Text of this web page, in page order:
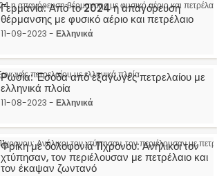
Γερμανία: Από το 2024 η απαγόρευση
θέρμανσης με φυσικό αέριο και πετρέλαιο
11-09-2023 - Ελληνικά
Ρωσία: Έσοδα από εξαγωγές πετρελαίου με
ελληνικά πλοία
11-08-2023 - Ελληνικά
Φρίκη με δολοφονία 11χρονου: Ανήλικοι τον
χτύπησαν, τον περιέλουσαν με πετρέλαιο και
τον έκαψαν ζωντανό